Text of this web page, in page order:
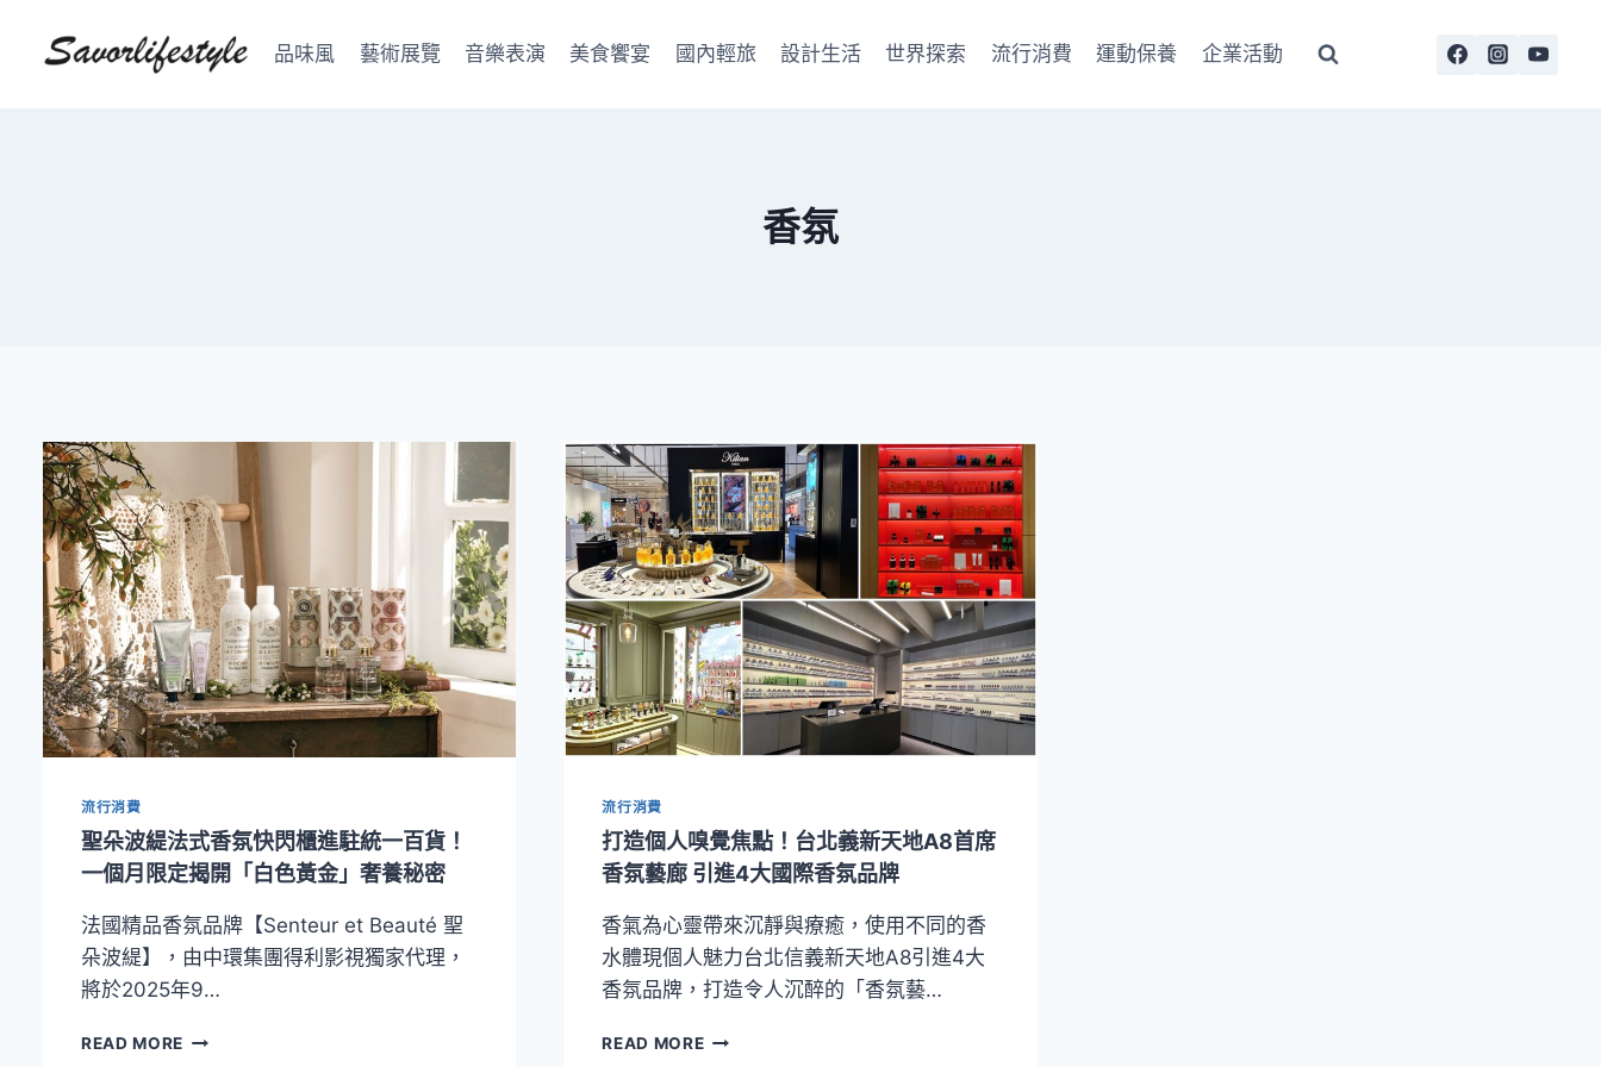
品味風 藝術展覽 音樂表演 美食饗宴 國內輕旅 設計生活 世界探索 流行消費 運動保養 企業活動
香氛
流行消費
聖朵波緹法式香氛快閃櫃進駐統一百貨！
一個月限定揭開「白色黃金」奢養秘密
法國精品香氛品牌【Senteur et Beauté 聖
朵波緹】，由中環集團得利影視獨家代理，
將於2025年9…
READ MORE
流行消費
打造個人嗅覺焦點！台北義新天地A8首席
香氛藝廊 引進4大國際香氛品牌
香氣為心靈帶來沉靜與療癒，使用不同的香
水體現個人魅力台北信義新天地A8引進4大
香氛品牌，打造令人沉醉的「香氛藝…
READ MORE打